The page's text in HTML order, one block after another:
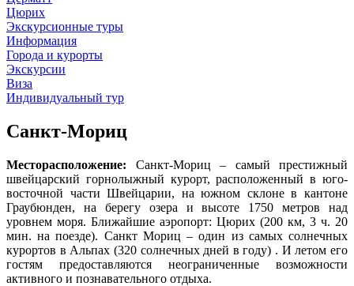
Цюрих
Экскурсионные туры
Информация
Города и курорты
Экскурсии
Виза
Индивидуальный тур
Санкт-Мориц
Месторасположение: Санкт-Мориц – самый престижный
швейцарский горнолыжный курорт, расположенный в юго-
восточной части Швейцарии, на южном склоне в кантоне
Граубюнден, на берегу озера и высоте 1750 метров над
уровнем моря. Ближайшие аэропорт: Цюрих (200 км, 3 ч. 20
мин. на поезде). Санкт Мориц – один из самых солнечных
курортов в Альпах (320 солнечных дней в году) . И летом его
гостям предоставляются неограниченные возможности
активного и познавательного отдыха.